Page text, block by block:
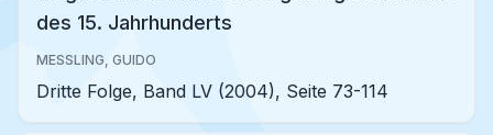
des 15. Jahrhunderts
MESSLING, GUIDO
Dritte Folge, Band LV (2004), Seite 73-114